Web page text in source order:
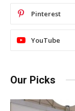
Pinterest
YouTube
Our Picks